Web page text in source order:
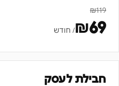
₪119
₪69 / חודש
חבילת לעסק